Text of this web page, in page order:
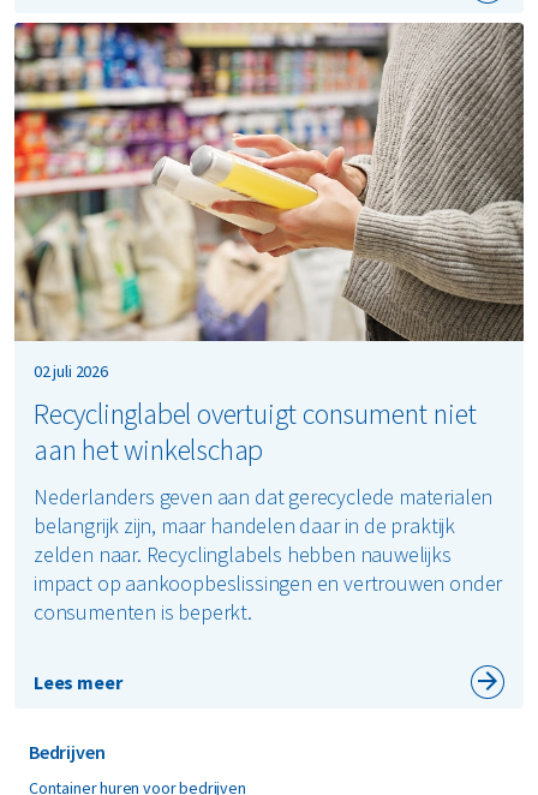
Recyclinglabel overtuigt consument niet
aan het winkelschap
02 juli 2026
Nederlanders geven aan dat gerecyclede materialen
belangrijk zijn, maar handelen daar in de praktijk
zelden naar. Recyclinglabels hebben nauwelijks
impact op aankoopbeslissingen en vertrouwen onder
consumenten is beperkt.
Lees meer
Bedrijven
Container huren voor bedrijven